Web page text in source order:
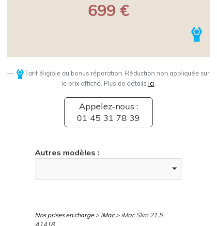
699 €
Tarif éligible au bonus réparation. Réduction non appliquée sur
le prix affiché. Plus de détails ici
Appelez-nous :
01 45 31 78 39
Autres modèles :
Nos prises en charge> iMac> iMac Slim 21,5
A1418